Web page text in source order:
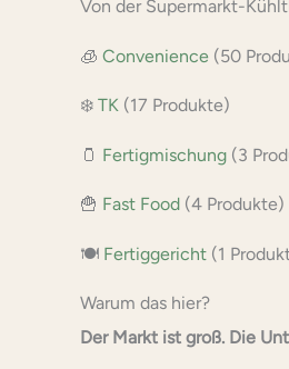
Von der Supermarkt-
🧊 Convenience (50
❄️ TK (17 Produkte)
🫙 Fertigmischung (3
🍟 Fast Food (4 Produkte)
🍽️ Fertiggericht (1
Warum das hier?
Der Markt ist groß. Die